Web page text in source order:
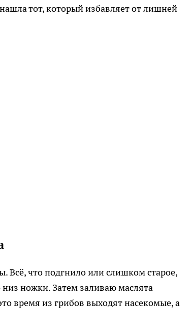
тот, который избавляет от лишней
Всё, что подгнило или слишком старое,
ножки. Затем заливаю маслята
время из грибов выходят насекомые, а